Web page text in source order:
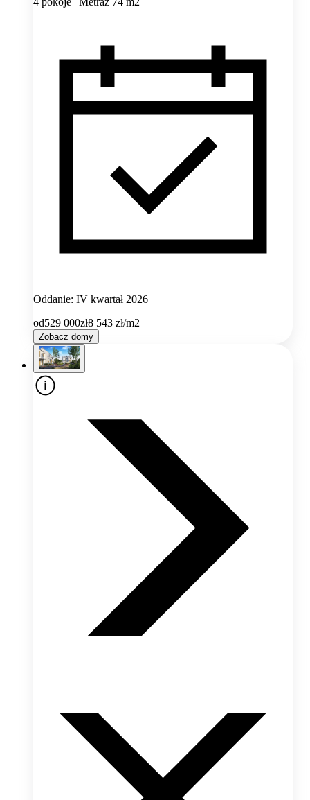
Oddanie: IV kwartał 2026
od529 000zł8 543 zł/m2
Zobacz domy